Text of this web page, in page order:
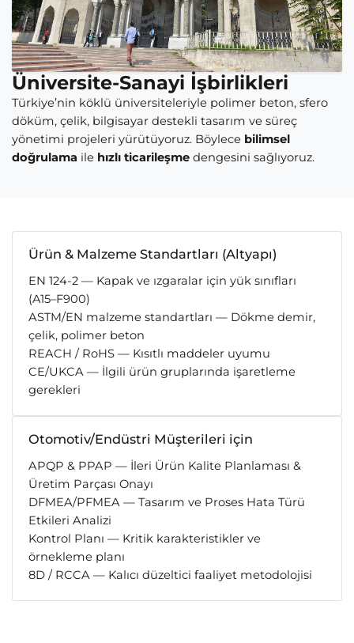
Üniversite-Sanayi İşbirlikleri
Türkiye’nin köklü üniversiteleriyle polimer beton, sfero
döküm, çelik, bilgisayar destekli tasarım ve süreç
yönetimi projeleri yürütüyoruz. Böylece bilimsel
doğrulama ile hızlı ticarileşme dengesini sağlıyoruz.
Ürün & Malzeme Standartları (Altyapı)
EN 124-2 — Kapak ve ızgaralar için yük sınıfları
(A15–F900)
ASTM/EN malzeme standartları — Dökme demir,
çelik, polimer beton
REACH / RoHS — Kısıtlı maddeler uyumu
CE/UKCA — İlgili ürün gruplarında işaretleme
gerekleri
Otomotiv/Endüstri Müşterileri için
APQP & PPAP — İleri Ürün Kalite Planlaması &
Üretim Parçası Onayı
DFMEA/PFMEA — Tasarım ve Proses Hata Türü
Etkileri Analizi
Kontrol Planı — Kritik karakteristikler ve
örnekleme planı
8D / RCCA — Kalıcı düzeltici faaliyet metodolojisi